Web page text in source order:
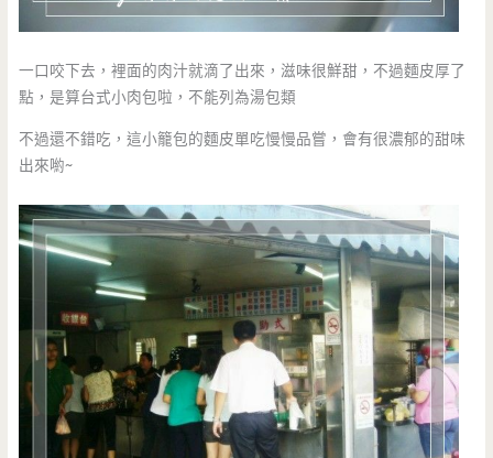
一口咬下去，裡面的肉汁就滴了出來，滋味很鮮甜，不過麵皮厚了
點，是算台式小肉包啦，不能列為湯包類
不過還不錯吃，這小籠包的麵皮單吃慢慢品嘗，會有很濃郁的甜味
出來喲~